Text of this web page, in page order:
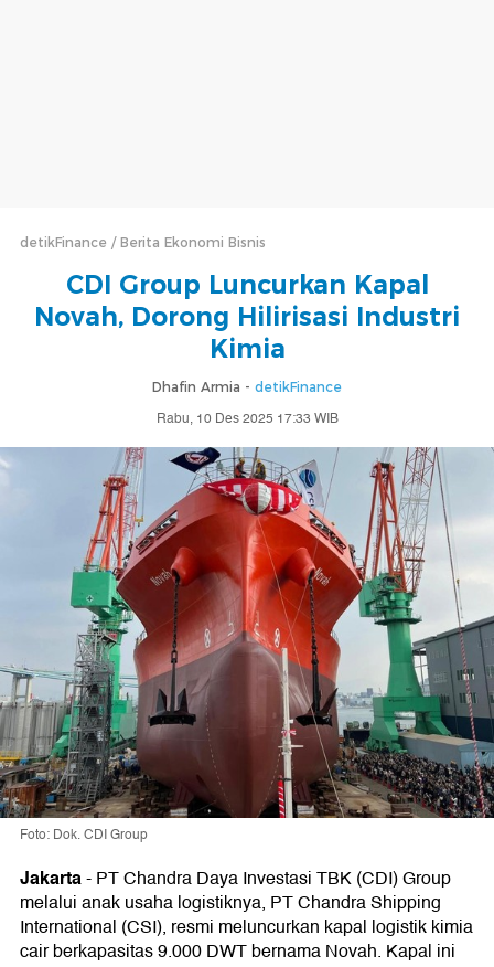
detikFinance Berita Ekonomi Bisnis
CDI Group Luncurkan Kapal
Novah, Dorong Hilirisasi Industri
Kimia
Dhafin Armia - detikFinance
Rabu, 10 Des 2025 17:33 WIB
Foto: Dok. CDI Group
Jakarta-PT Chandra Daya Investasi TBK (CDI) Group
melalui anak usaha logistiknya, PT Chandra Shipping
International (CSI), resmi meluncurkan kapal logistik kimia
cair berkapasitas 9.000 DWT bernama Novah. Kapal ini